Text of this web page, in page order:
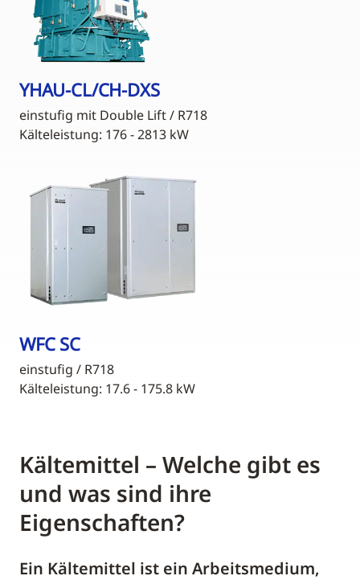
YHAU-CL/CH-DXS
einstufig mit Double Lift / R718
Kälteleistung: 176 - 2813 kW
WFC SC
einstufig / R718
Kälteleistung: 17.6 - 175.8 kW
Kältemittel – Welche gibt es
und was sind ihre
Eigenschaften?
Ein Kältemittel ist ein Arbeitsmedium,